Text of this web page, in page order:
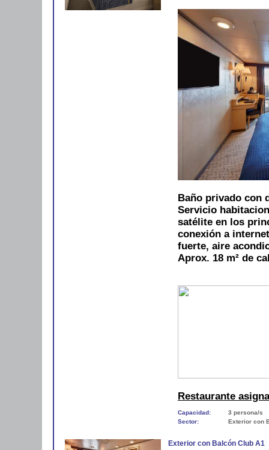
Baño privado con
Servicio
satélite en los
conexión a
fuerte, aire
Aprox. 18 m² de
Restaurante
Capacidad:
3 persona/s
Sector:
Exterior con
Exterior con Balcón Club A1